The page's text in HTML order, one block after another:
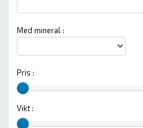
Med mineral :
Pris :
Vikt :